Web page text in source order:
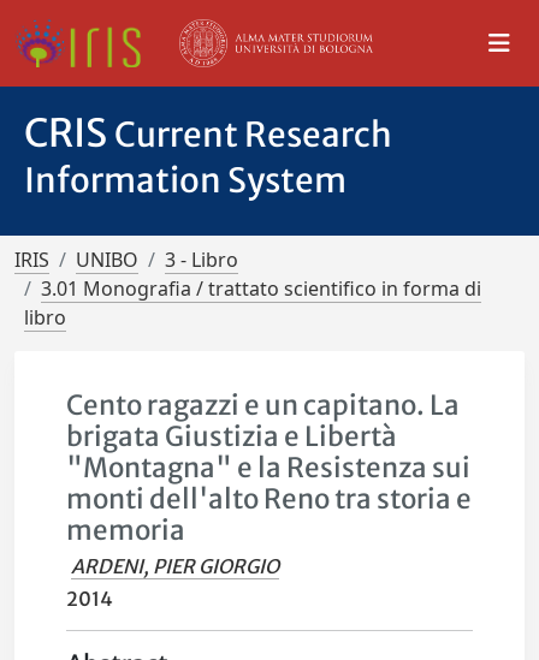
CRIS Current Research
Information System
IRIS UNIBO
3 - Libro
3.01 Monografia / trattato scientifico in forma di
libro
Cento ragazzi e un capitano. La
brigata Giustizia e Libertà
"Montagna" e la Resistenza sui
monti dell'alto Reno tra storia e
memoria
ARDENI, PIER GIORGIO
2014